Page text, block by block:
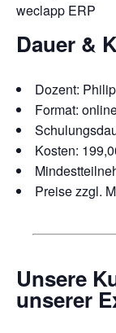
weclapp ERP
Dauer &
Dozent:
Format:
Kosten:
Preise zzgl.
Unsere
unserer